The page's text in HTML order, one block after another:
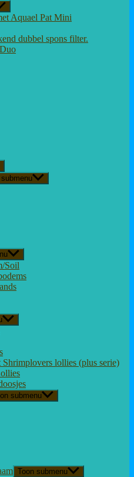
Aquael Pat Mini
dubbel spons filter.
Soil
lollies (plus serie)
submenu
Toon submenu